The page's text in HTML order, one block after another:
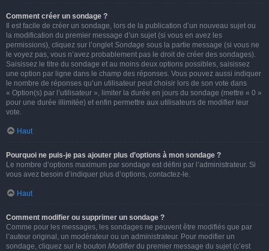
Comment créer un sondage ?
Il est facile de créer un sondage, lors de la publication d’un nouveau sujet ou
la modification du premier message d’un sujet (si vous en avez les
permissions), cliquez sur l’onglet Sondage sous la partie message (si vous ne
le voyez pas, vous n’avez probablement pas le droit de créer des sondages).
Saisissez le titre du sondage et au moins deux options possibles, saisissez
une option par ligne dans le champ des réponses. Vous pouvez aussi indiquer
le nombre de réponses qu’un utilisateur peut choisir lors de son vote dans
« Option(s) par l’utilisateur », limiter la durée en jours du sondage (mettre « 0 »
pour une durée illimitée) et enfin permettre aux utilisateurs de modifier leur
vote.
Haut
Pourquoi ne puis-je pas ajouter plus d’options à mon sondage ?
Le nombre d’options maximum par sondage est défini par l’administrateur. Si
vous avez besoin d’indiquer plus d’options, contactez-le.
Haut
Comment modifier ou supprimer un sondage ?
Comme pour les messages, les sondages ne peuvent être modifiés que par
l’auteur original, un modérateur ou un administrateur. Pour modifier un
sondage, cliquez sur le bouton Modifierdu premier message du sujet (c’est